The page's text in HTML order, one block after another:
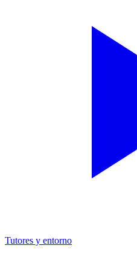
Tutores y entorno